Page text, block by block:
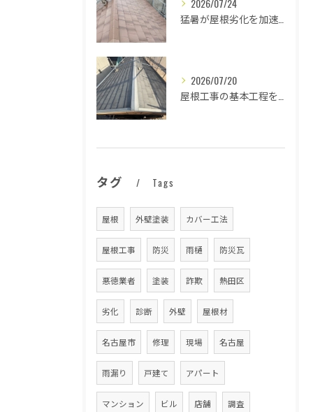
2026/07/20
タグ Tags
屋根 外壁塗装 カバー工法
屋根工事 防災 雨樋 防災瓦
悪徳業者 塗装 詐欺 熱田区
劣化 診断 外壁 屋根材
名古屋市 修理 現場 名古屋
雨漏り 戸建て アパート
マンション ビル 店舗 調査